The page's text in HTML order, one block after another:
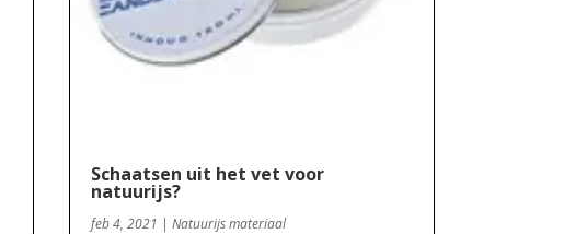
Schaatsen uit het vet voor
natuurijs?
feb 4, 2021 | Natuurijs materiaal